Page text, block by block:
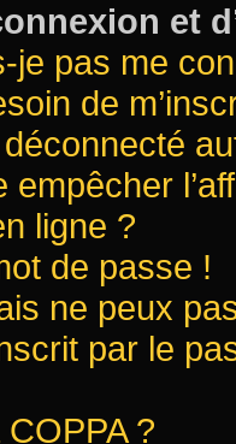
et
je pas me
de
ligne ?
de passe !
ne peux
par le
?